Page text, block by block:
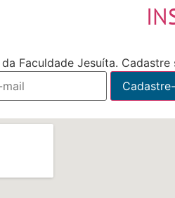
Faculdade Jesuíta. Cadastre